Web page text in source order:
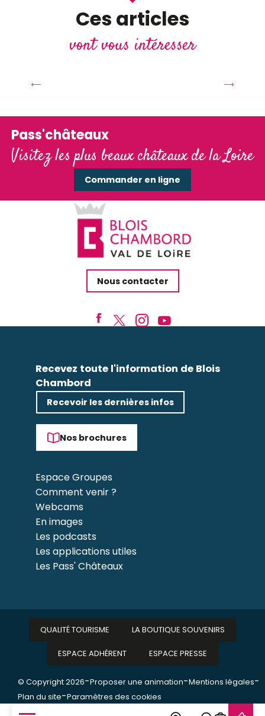
Ces articles
vont vous intéresser
Pass'châteaux
Visitez les plus beaux châteaux de la Loire
Commander en ligne
Nous contacter
Recevez toute l'information de Blois
Chambord
Recevoir les dernières infos
Nos brochures
Espace Groupes
Comment venir ?
Webcams
En images
Les podcasts
Les applications utiles
Les Pass' Châteaux
© Copyright 2026-Proposer une animation-Mentions légales-
Plan du site-Paramètres des cookies
QUALITÉ TOURISME LA BOUTIQUE SOUVENIRS
ESPACE ADHÉRENT ESPACE PRESSE